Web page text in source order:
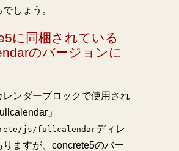
しょう。
に同梱されている
のバージョンに
レンダーブロックで使用され
」
js/fullcalendarディレ
りますが、concrete5のバー